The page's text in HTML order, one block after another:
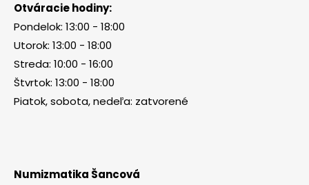
Otváracie hodiny:
Pondelok: 13:00 - 18:00
Utorok: 13:00 - 18:00
Streda: 10:00 - 16:00
Štvrtok: 13:00 - 18:00
Piatok, sobota, nedeľa: zatvorené
Numizmatika Šancová